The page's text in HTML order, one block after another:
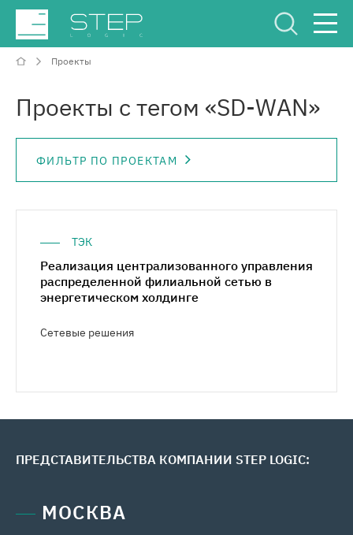
Проекты
Проекты с тегом «SD-WAN»
ФИЛЬТР ПО ПРОЕКТАМ
ТЭК
Реализация централизованного управления
распределенной филиальной сетью в
энергетическом холдинге
Сетевые решения
Компетенции и услуги
Отрасли
Проекты
Медиацентр
Контакты
ПРЕДСТАВИТЕЛЬСТВА КОМПАНИИ STEP LOGIC:
МОСКВА